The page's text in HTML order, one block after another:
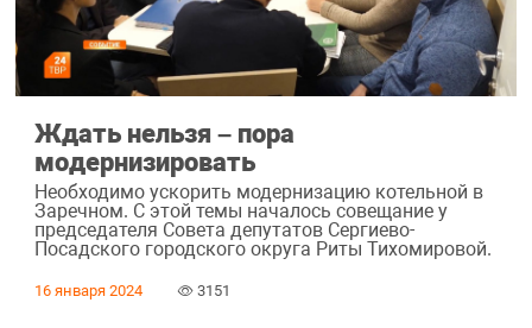
Ждать нельзя – пора
модернизировать
Необходимо ускорить модернизацию котельной в
Заречном. С этой темы началось совещание у
председателя Совета депутатов Сергиево-
Посадского городского округа Риты Тихомировой.
16 января 2024 3151